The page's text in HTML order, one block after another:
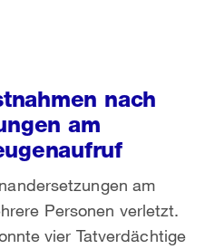
nach
am
am
Personen verletzt.
vier Tatverdächtige